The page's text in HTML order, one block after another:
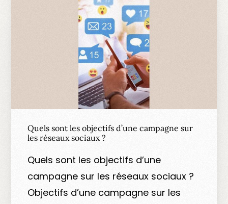
Quels sont les objectifs d’une campagne sur
les réseaux sociaux ?
Quels sont les objectifs d’une
campagne sur les réseaux sociaux ?
Objectifs d’une campagne sur les